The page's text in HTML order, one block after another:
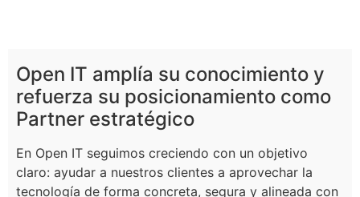
Open IT amplía su conocimiento y
refuerza su posicionamiento como
Partner estratégico
En Open IT seguimos creciendo con un objetivo
claro: ayudar a nuestros clientes a aprovechar la
tecnología de forma concreta, segura y alineada con